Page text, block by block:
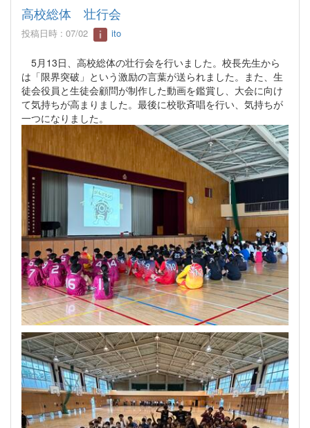
高校総体 壮行会
投稿日時 : 07/02 ito
5月13日、高校総体の壮行会を行いました。校長先生から
は「限界突破」という激励の言葉が送られました。また、生
徒会役員と生徒会顧問が制作した動画を鑑賞し、大会に向け
て気持ちが高まりました。最後に校歌斉唱を行い、気持ちが
一つになりました。